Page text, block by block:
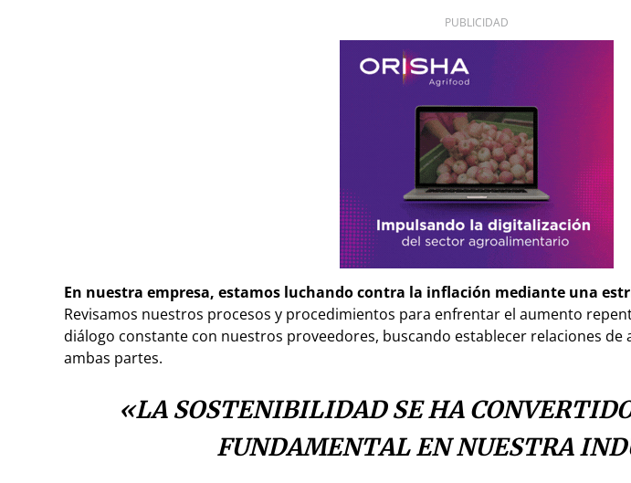
PUBLICIDAD
En nuestra empresa, estamos luchando contra la inflación mediante una
Revisamos nuestros procesos y procedimientos para enfrentar el aumento
diálogo constante con nuestros proveedores, buscando establecer relaciones de
ambas partes.
«LA SOSTENIBILIDAD SE HA
FUNDAMENTAL EN NUESTRA